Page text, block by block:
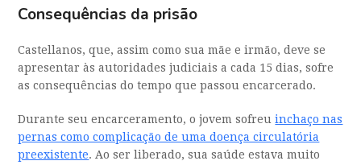
Consequências da prisão
Castellanos, que, assim como sua mãe e irmão, deve se
apresentar às autoridades judiciais a cada 15 dias, sofre
as consequências do tempo que passou encarcerado.
Durante seu encarceramento, o jovem sofreuinchaço nas
pernas como complicação de uma doença circulatória
preexistente. Ao ser liberado, sua saúde estava muito